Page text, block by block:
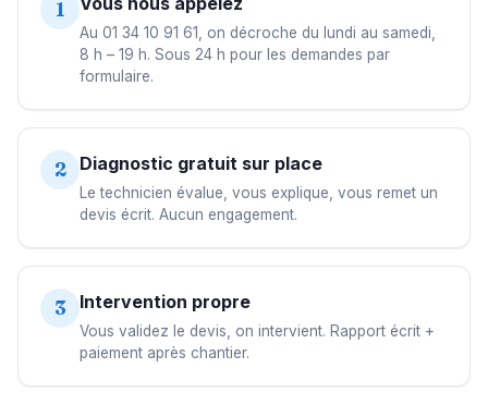
1
Au 01 34 10 91 61, on décroche du lundi au samedi,
8 h – 19 h. Sous 24 h pour les demandes par
formulaire.
2 Diagnostic gratuit sur place
Le technicien évalue, vous explique, vous remet un
devis écrit. Aucun engagement.
3 Intervention propre
Vous validez le devis, on intervient. Rapport écrit +
paiement après chantier.